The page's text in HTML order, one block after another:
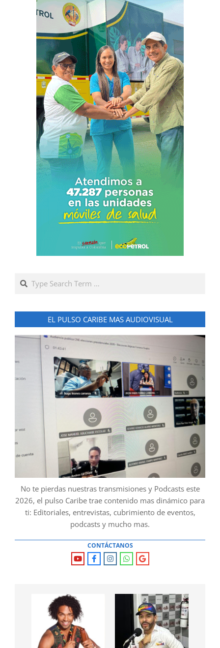
Search
EL PULSO CARIBE MAS AUDIOVISUAL
No te pierdas nuestras transmisiones y Podcasts este
2026, el pulso Caribe trae contenido mas dinámico para
ti: Editoriales, entrevistas, cubrimiento de eventos,
podcasts y mucho mas.
CONTÁCTANOS